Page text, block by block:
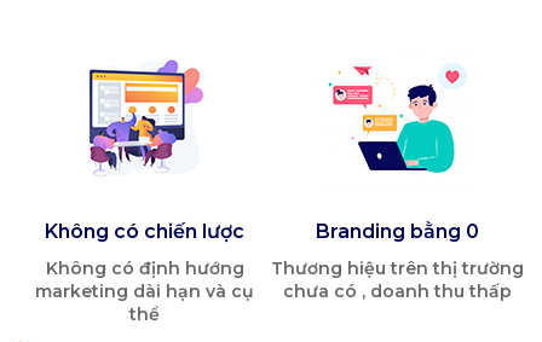
Không có chiến lược
Không có định hướng
marketing dài hạn và cụ
thể
Branding bằng 0
Thương hiệu trên thị trường
chưa có , doanh thu thấp